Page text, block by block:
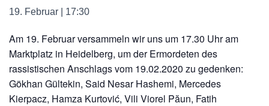
19. Februar | 17:30
Am 19. Februar versammeln wir uns um 17.30 Uhr am
Marktplatz in Heidelberg, um der Ermordeten des
rassistischen Anschlags vom 19.02.2020 zu gedenken:
Gökhan Gültekin, Said Nesar Hashemi, Mercedes
Kierpacz, Hamza Kurtović, Vili Viorel Păun, Fatih